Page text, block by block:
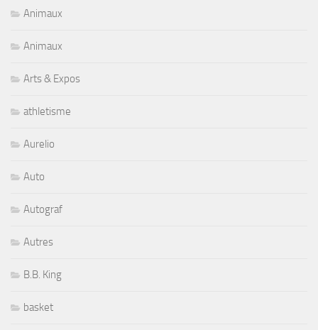
Animaux
Animaux
Arts & Expos
athletisme
Aurelio
Auto
Autograf
Autres
B.B. King
basket